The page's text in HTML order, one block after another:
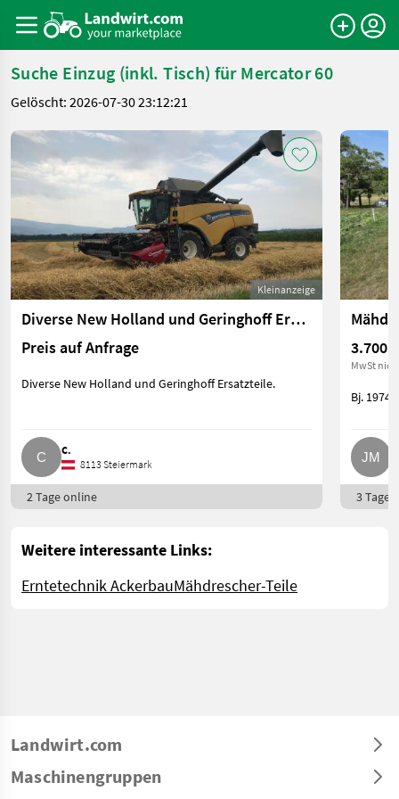
Suche Einzug (inkl. Tisch) für Mercator 60
Gelöscht: 2026-07-30 23:12:21
Kleinanzeige
Diverse New Holland und Geringhoff Ersatzteile
Preis auf Anfrage
Diverse New Holland und Geringhoff Ersatzteile.
C.
8113 Steiermark
2 Tage online
3.700 €
MwSt
Bj.
3 Tage
Weitere interessante Links:
Erntetechnik AckerbauMähdrescher-Teile
Landwirt.com
Maschinengruppen